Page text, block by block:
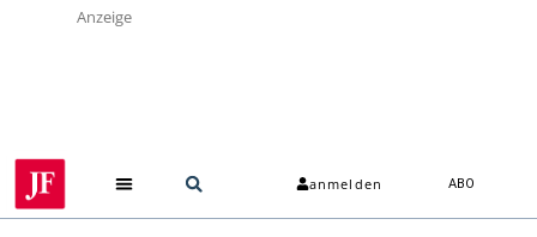
Anzeige
anmelden ABO